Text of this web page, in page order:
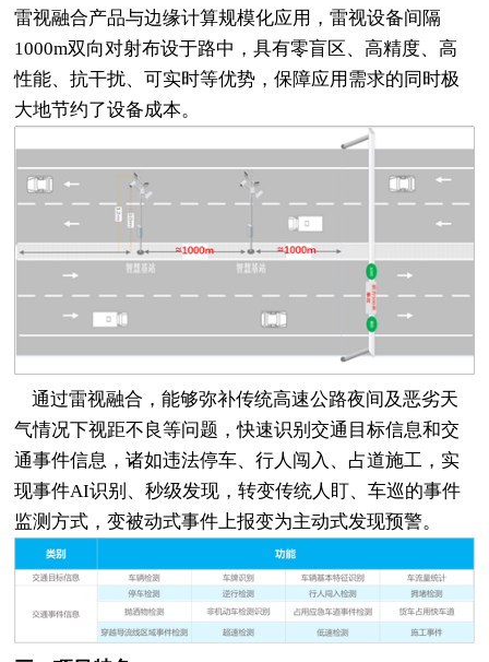
雷视融合产品与边缘计算规模化应用，雷视设备间隔
1000m双向对射布设于路中，具有零盲区、高精度、高
性能、抗干扰、可实时等优势，保障应用需求的同时极
大地节约了设备成本。
通过雷视融合，能够弥补传统高速公路夜间及恶劣天
气情况下视距不良等问题，快速识别交通目标信息和交
通事件信息，诸如违法停车、行人闯入、占道施工，实
现事件AI识别、秒级发现，转变传统人盯、车巡的事件
监测方式，变被动式事件上报变为主动式发现预警。